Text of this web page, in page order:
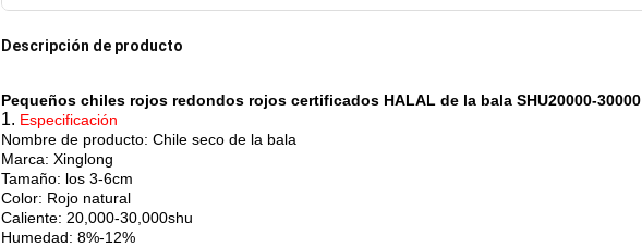
Descripción de producto
Pequeños chiles rojos redondos rojos certificados HALAL de la bala SHU20000-30000
1. Especificación
Nombre de producto: Chile seco de la bala
Marca: Xinglong
Tamaño: los 3-6cm
Color: Rojo natural
Caliente: 20,000-30,000shu
Humedad: 8%-12%